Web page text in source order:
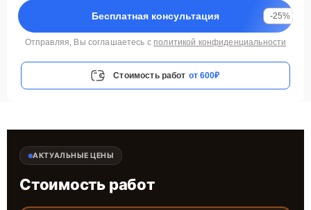
Бесплатная консультация -25%
Отправляя, Вы соглашаетесь с политикой конфиденциальности
Стоимость работ от 600₽
АКТУАЛЬНЫЕ ЦЕНЫ
Стоимость работ